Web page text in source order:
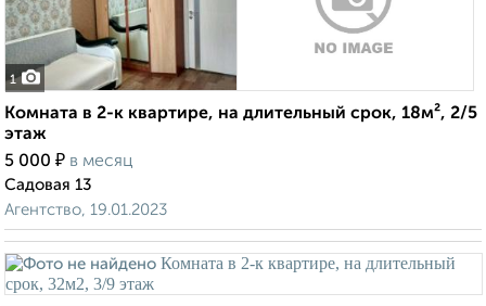
1
Комната в 2-к квартире, на длительный срок, 18м², 2/5
этаж
5 000 ₽ в месяц
Садовая 13
Агентство, 19.01.2023